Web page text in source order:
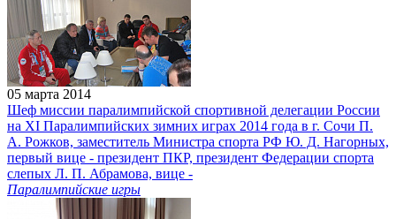
05 марта 2014
Шеф миссии паралимпийской спортивной делегации России
на XI Паралимпийских зимних играх 2014 года в г. Сочи П.
А. Рожков, заместитель Министра спорта РФ Ю. Д. Нагорных,
первый вице - президент ПКР, президент Федерации спорта
слепых Л. П. Абрамова, вице -
Паралимпийские игры